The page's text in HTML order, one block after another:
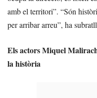
amb el territori”. “Són
per arribar arreu”, ha
Els actors Miquel
la història